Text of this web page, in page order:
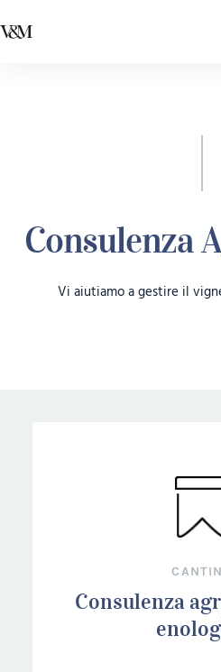
Consulenza
Vi aiutiamo a gestire il
Consulenza